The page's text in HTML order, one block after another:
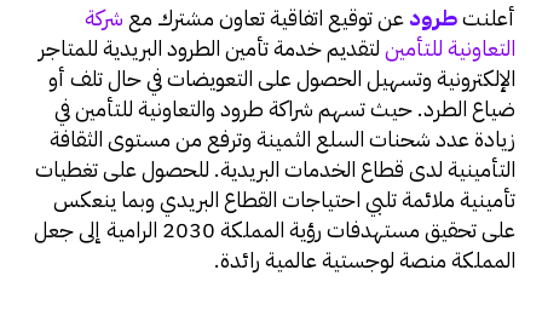
أعلنتطرودعن توقيع اتفاقية تعاون مشترك مع شركة
التعاونية للتأمينلتقديم خدمة تأمين الطرود البريدية للمتاجر
الإلكترونية وتسهيل الحصول على التعويضات في حال تلف أو
ضياع الطرد. حيث تسهم شراكة طرود والتعاونية للتأمين في
زيادة عدد شحنات السلع الثمينة وترفع من مستوى الثقافة
التأمينية لدى قطاع الخدمات البريدية. للحصول على تغطيات
تأمينية ملائمة تلبي احتياجات القطاع البريدي وبما ينعكس
على تحقيق مستهدفات رؤية المملكة 2030 الرامية إلى جعل
المملكة منصة لوجستية عالمية رائدة.